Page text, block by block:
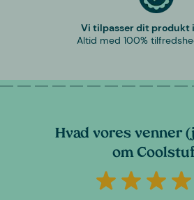
Vi tilpasser dit produkt
Altid med 100%
Hvad vores venner
om